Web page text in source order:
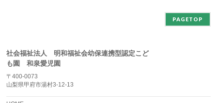
PAGETOP
社会福祉法人 明和福祉会幼保連携型認定こど
も園 和泉愛児園
〒400-0073
山梨県甲府市湯村3-12-13